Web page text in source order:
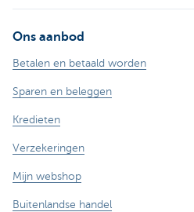
Ons aanbod
Betalen en betaald worden
Sparen en beleggen
Kredieten
Verzekeringen
Mijn webshop
Buitenlandse handel